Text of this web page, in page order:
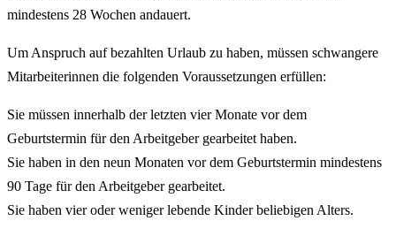
mindestens 28 Wochen andauert.
Um Anspruch auf bezahlten Urlaub zu haben, müssen schwangere
Mitarbeiterinnen die folgenden Voraussetzungen erfüllen:
Sie müssen innerhalb der letzten vier Monate vor dem
Geburtstermin für den Arbeitgeber gearbeitet haben.
Sie haben in den neun Monaten vor dem Geburtstermin mindestens
90 Tage für den Arbeitgeber gearbeitet.
Sie haben vier oder weniger lebende Kinder beliebigen Alters.